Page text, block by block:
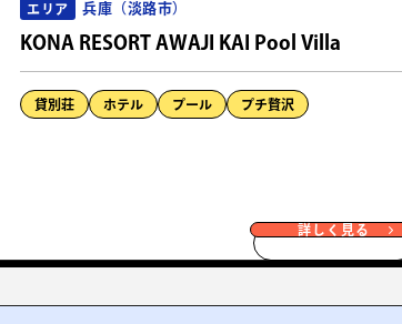
エリア 兵庫（淡路市）
KONA RESORT AWAJI KAI Pool Villa
貸別荘 ホテル プール プチ贅沢
詳しく見る